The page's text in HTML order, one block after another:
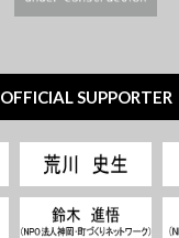
OFFICIAL SUPPORTER